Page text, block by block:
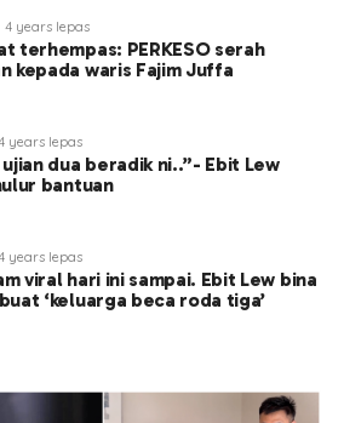
4 years lepas
terhempas: PERKESO serah
kepada waris Fajim Juffa
years lepas
dua beradik ni..”- Ebit Lew
bantuan
years lepas
viral hari ini sampai. Ebit Lew bina
‘keluarga beca roda tiga’